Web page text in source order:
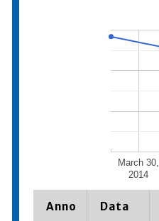
March 30,
2014
Anno Data